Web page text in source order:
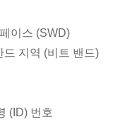
이스 (SWD)
지역 (비트 밴드)
(ID) 번호